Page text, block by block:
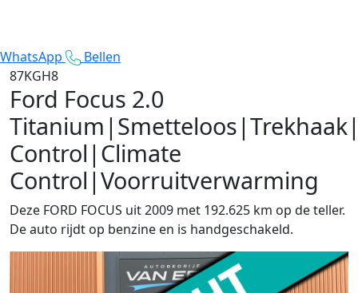
WhatsApp
Bellen
87KGH8
Ford Focus 2.0
Control|Climate
Control|Voorruitverwarming
Deze FORD FOCUS uit 2009 met 192.625 km op de teller.
De auto rijdt op benzine en is handgeschakeld.